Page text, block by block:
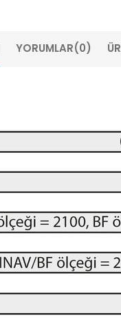
YORUMLAR(0)